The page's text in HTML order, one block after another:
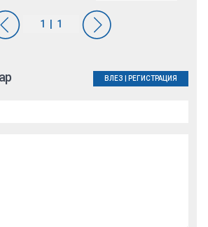
ВЛЕЗ РЕГИСТРАЦИЯ